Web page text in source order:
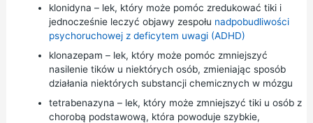
klonidyna – lek, który może pomóc zredukować tiki i
jednocześnie leczyć objawy zespołu nadpobudliwości
psychoruchowej z deficytem uwagi (ADHD)
klonazepam – lek, który może pomóc zmniejszyć
nasilenie tików u niektórych osób, zmieniając sposób
działania niektórych substancji chemicznych w mózgu
tetrabenazyna – lek, który może zmniejszyć tiki u osób z
chorobą podstawową, która powoduje szybkie,